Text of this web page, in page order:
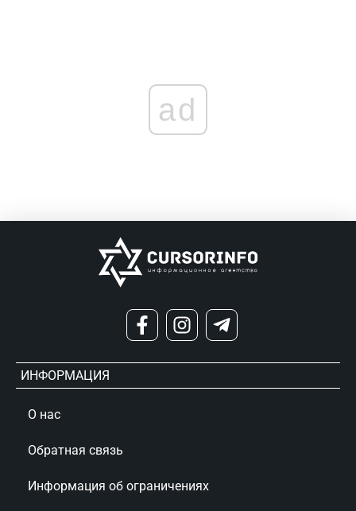
ad
ИНФОРМАЦИЯ
О нас
Обратная связь
Информация об ограничениях